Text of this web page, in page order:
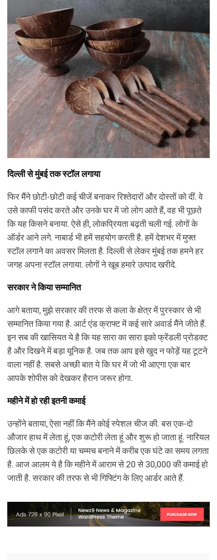
दिल्ली से मुंबई तक स्टॉल लगाया
फिर मैंने छोटी-छोटी कई चीजें बनाकर रिश्तेदारों और दोस्तों को दीं. वे
उसे काफी पसंद करते और उनके घर में जो लोग आते हैं, वह भी पूछते
कि यह किसने बनाया. ऐसे ही, लोकप्रियता बढ़ती चली गई. लोगों के
ऑर्डर आने लगे. नाबार्ड भी हमें सहयोग करती है. हमें देशभर में मुफ्त
स्टॉल लगाने का अवसर मिलता है. दिल्ली से लेकर मुंबई तक हमने हर
जगह अपना स्टॉल लगाया. लोगों ने खूब हमारे उत्पाद खरीदे.
सरकार ने किया सम्मानित
आगे बताया, मुझे सरकार की तरफ से कला के क्षेत्र में पुरस्कार से भी
सम्मानित किया गया है. आर्ट एंड क्राफ्ट में कई सारे अवार्ड मैंने जीते हैं.
इन सब की खासियत ये है कि यह सारा का सारा इको फ्रेंडली प्रोडक्ट
है और दिखने में बड़ा यूनिक है. जब तक आप इसे खुद न फोड़ें यह टूटने
वाला नहीं है. सबसे अच्छी बात ये कि घर में जो भी आएगा एक बार
आपके शोपीस को देखकर हैरान जरूर होगा.
महीने में हो रही इतनी कमाई
उन्होंने बताया, ऐसा नहीं कि मैंने कोई स्पेशल चीज की. बस एक-दो
औजार हाथ में लेता हूं, एक कटोरी लेता हूं और शुरू हो जाता हूं. नारियल
छिलके से एक कटोरी या चम्मच बनाने में करीब एक घंटे का समय लगता
है. आज आलम ये है कि महीने में आराम से 20 से 30,000 की कमाई हो
जाती है. सरकार की तरफ से भी गिफ्टिंग के लिए आर्डर आते हैं.